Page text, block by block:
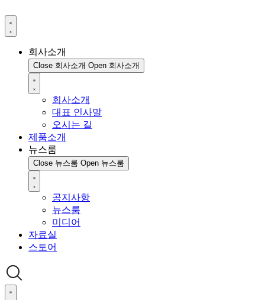
회사소개
Close 회사소개 Open 회사소개
회사소개
대표 인사말
오시는 길
제품소개
뉴스룸
Close 뉴스룸 Open 뉴스룸
공지사항
뉴스룸
미디어
자료실
스토어